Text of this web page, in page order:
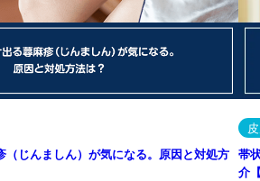
（じんましん）が気になる。原因と対処方 帯
介